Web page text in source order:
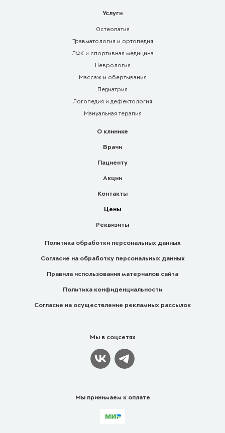
Услуги
Остеопатия
Травматология и ортопедия
ЛФК и спортивная медицина
Неврология
Массаж и обертывания
Педиатрия
Логопедия и дефектология
Мануальная терапия
О клинике
Врачи
Пациенту
Акции
Контакты
Цены
Реквизиты
Политика обработки персональных данных
Согласие на обработку персональных данных
Правила использования материалов сайта
Политика конфиденциальности
Согласие на осуществление рекламных рассылок
Мы в соцсетях
Мы принимаем к оплате